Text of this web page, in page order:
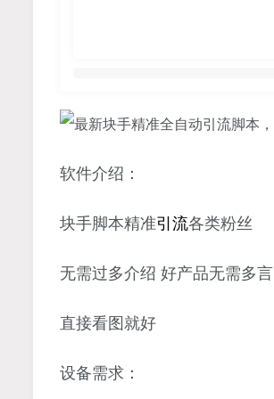
软件介绍：
块手脚本精准引流各类粉丝
无需过多介绍 好产品无需多言
直接看图就好
设备需求：